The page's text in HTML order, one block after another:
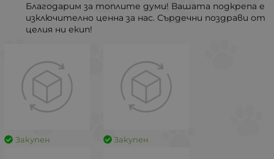
Благодарим за топлите думи! Вашата подкрепа е
изключително ценна за нас. Сърдечни поздрави от
целия ни екип!
Закупен Закупен